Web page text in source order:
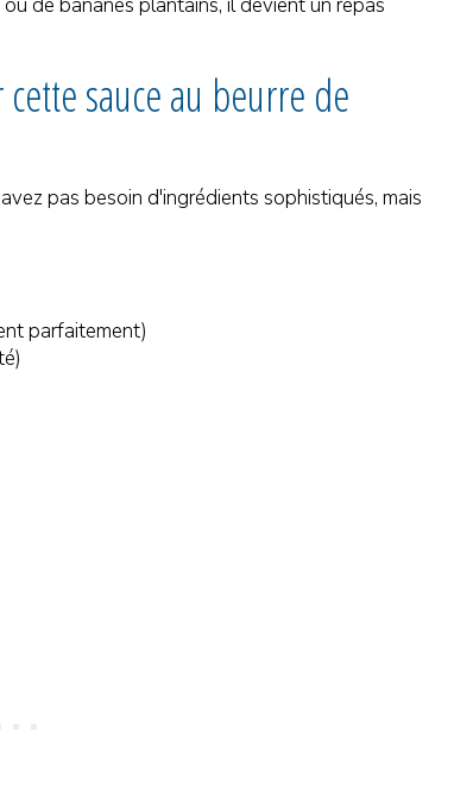
sauce au beurre de
pas besoin d'ingrédients sophistiqués, mais
parfaitement)